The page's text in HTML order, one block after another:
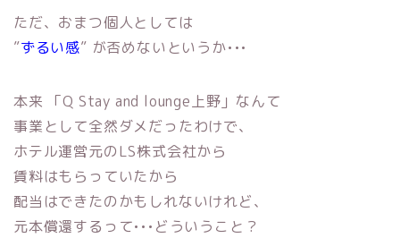
ただ、おまつ個人としては
”ずるい感” が否めないというか•••
本来 「Q Stay and lounge上野」なんて
事業として全然ダメだったわけで、
ホテル運営元のLS株式会社から
賃料はもらっていたから
配当はできたのかもしれないけれど、
元本償還するって•••どういうこと？